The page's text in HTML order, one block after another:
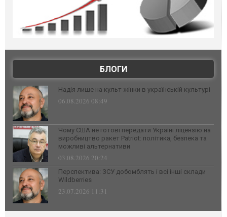
БЛОГИ
Надія лише на культ жінки в українській культурі
06.08.2026 08:49
Чому США не готові передати Україні ліцензію на
виробництво ракет Patriot: політика, безпека та
можливі альтернативи
03.08.2026 20:24
Перспектива: ЗСУ добомблять і всі інші склади
Wildberries
23.07.2026 11:31